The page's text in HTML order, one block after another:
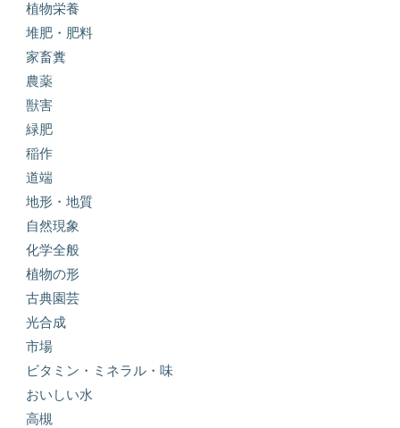
植物栄養
堆肥・肥料
家畜糞
農薬
獣害
緑肥
稲作
道端
地形・地質
自然現象
化学全般
植物の形
古典園芸
光合成
市場
ビタミン・ミネラル・味
おいしい水
高槻